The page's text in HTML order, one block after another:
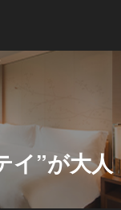
イ”が大人